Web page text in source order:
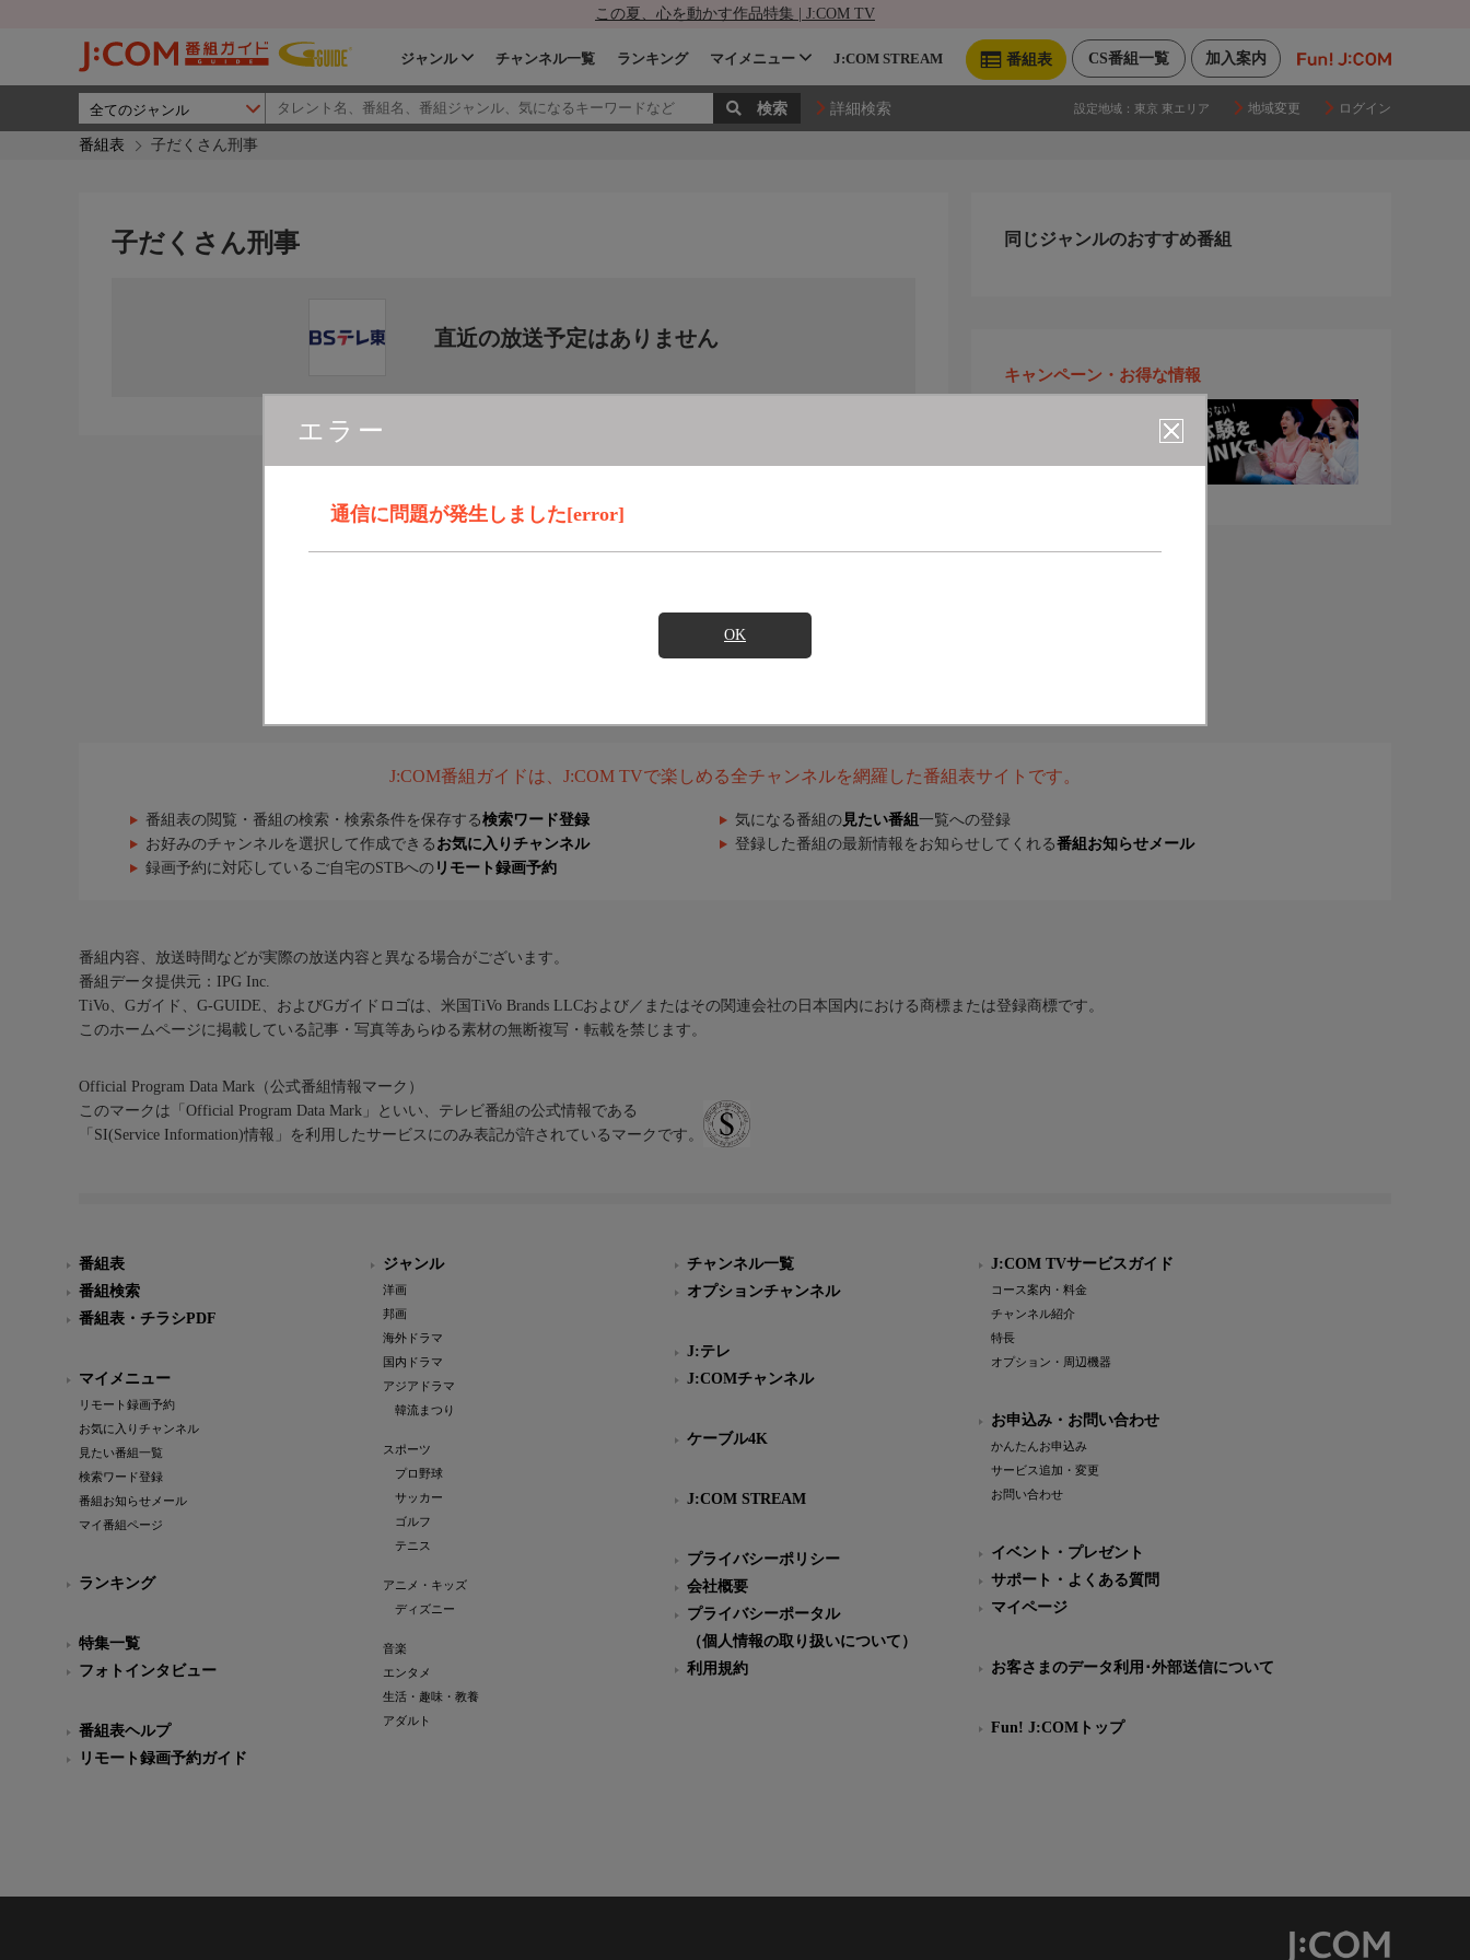
この夏、心を動かす作品特集 | J:COM TV
加入案内
CS番組一覧
番組表
ジャンル チャンネル一覧 ランキング マイメニュー J:COM STREAM
詳細検索 設定地域： 東京 東エリア 地域変更 ログイン
番組表 子だくさん刑事
エラー
通信に問題が発生しました[error]
OK
子だくさん刑事
直近の放送予定はありません
同じジャンルのおすすめ番組
キャンペーン・お得な情報
J:COM番組ガイドは、J:COM TVで楽しめる全チャンネルを網羅した番組表サイトです。
番組表の閲覧・番組の検索・検索条件を保存する検索ワード登録 気になる番組の 見たい番組 一覧への登録
お好みのチャンネルを選択して作成できる お気に入りチャンネル 登録した番組の最新情報をお知らせしてくれる番組お知らせメール
録画予約に対応しているご自宅のSTBへの リモート録画予約
番組内容、放送時間などが実際の放送内容と異なる場合がございます。
番組データ提供元：IPG Inc.
TiVo、Gガイド、G-GUIDE、およびGガイドロゴは、米国TiVo Brands LLCおよび／またはその関連会社の日本国内における商標または登録商標です。
このホームページに掲載している記事・写真等あらゆる素材の無断複写・転載を禁じます。
Official Program Data Mark（公式番組情報マーク）
このマークは「Official Program Data Mark」といい、テレビ番組の公式情報である
「SI(Service Information)情報」を利用したサービスにのみ表記が許されているマークです。
番組表
番組検索
番組表・チラシPDF
マイメニュー
リモート録画予約
お気に入りチャンネル
見たい番組一覧
検索ワード登録
番組お知らせメール
マイ番組ページ
ランキング
特集一覧
フォトインタビュー
番組表ヘルプ
リモート録画予約ガイド
ジャンル
洋画
邦画
海外ドラマ
国内ドラマ
アジアドラマ
韓流まつり
スポーツ
プロ野球
サッカー
ゴルフ
テニス
アニメ・キッズ
ディズニー
音楽
エンタメ
生活・趣味・教養
アダルト
チャンネル一覧
オプションチャンネル
J:テレ
J:COMチャンネル
ケーブル4K
J:COM STREAM
プライバシーポリシー
会社概要
プライバシーポータル
（個人情報の取り扱いについて）
利用規約
J:COM TVサービスガイド
コース案内・料金
チャンネル紹介
特長
オプション・周辺機器
お申込み・お問い合わせ
かんたんお申込み
サービス追加・変更
お問い合わせ
イベント・プレゼント
サポート・よくある質問
マイページ
お客さまのデータ利用･外部送信について
Fun! J:COMトップ